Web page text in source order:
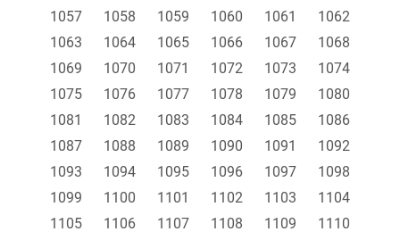
1057
1058 1059 1060 1061
1062
1063
1064 1065 1066 1067
1068
1069
1070 1071 1072 1073
1074
1075
1076 1077 1078 1079
1080
1081
1082 1083 1084 1085
1086
1087
1088 1089 1090 1091
1092
1093
1094 1095 1096 1097
1098
1099
1100 1101 1102 1103
1104
1105
1106 1107 1108 1109
1110